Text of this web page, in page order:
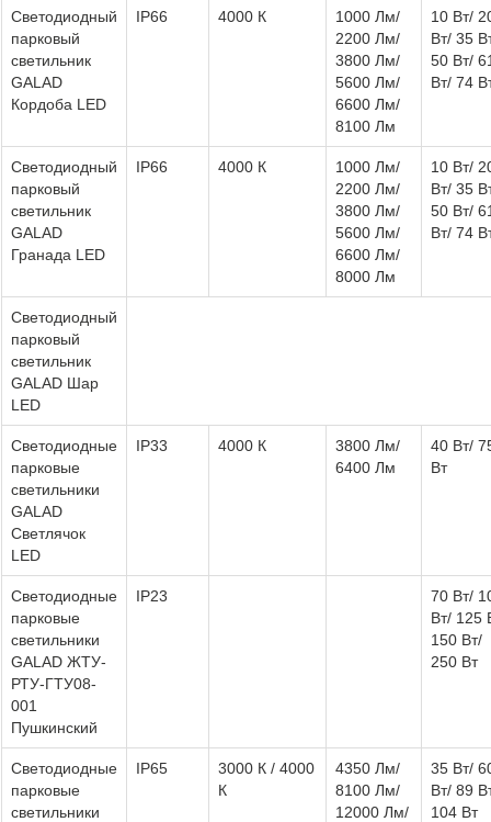
Светодиодный
парковый
светильник
GALAD
Кордоба LED
IP66 4000 К
1000 Лм/
2200 Лм/
3800 Лм/
5600 Лм/
6600 Лм/
8100 Лм
10 Вт/
Вт/ 35
50 Вт/
Вт/ 74
Светодиодный
парковый
светильник
GALAD
Гранада LED
IP66 4000 К
1000 Лм/
2200 Лм/
3800 Лм/
5600 Лм/
6600 Лм/
8000 Лм
10 Вт/
Вт/ 35
50 Вт/
Вт/ 74
Светодиодный
парковый
светильник
GALAD Шар
LED
Светодиодные
парковые
светильники
GALAD
Светлячок
LED
IP33 4000 К
3800 Лм/
6400 Лм
40 Вт/
Вт
Светодиодные
парковые
светильники
GALAD ЖТУ-
РТУ-ГТУ08-
001
Пушкинский
IP23
70 Вт/
Вт/ 125
150 Вт/
250 Вт
Светодиодные
парковые
светильники
IP65
3000 К / 4000
К
4350 Лм/
8100 Лм/
12000 Лм/
35 Вт/
Вт/ 89
104 Вт